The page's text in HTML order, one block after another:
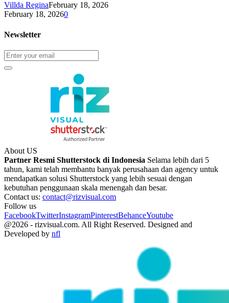
Villda ReginaFebruary 18, 2026
February 18, 20260
Newsletter
About US
Partner Resmi Shutterstock di Indonesia Selama lebih dari 5
tahun, kami telah membantu banyak perusahaan dan agency untuk
mendapatkan solusi Shutterstock yang lebih sesuai dengan
kebutuhan penggunaan skala menengah dan besar.
Contact us: contact@rizvisual.com
Follow us
FacebookTwitterInstagramPinterestBehanceYoutube
@2026 - rizvisual.com. All Right Reserved. Designed and
Developed by nfl